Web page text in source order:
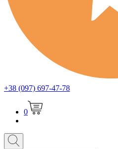
+38 (097) 697-47-78
0